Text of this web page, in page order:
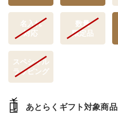
名入れ
対応
数量
限定品
スペシャル
ラッピング
あとらくギフト対象商品